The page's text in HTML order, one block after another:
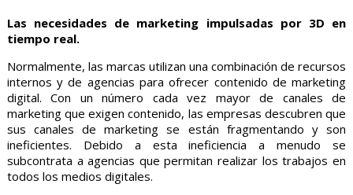
Las necesidades de marketing impulsadas por 3D en
tiempo real.
Normalmente, las marcas utilizan una combinación de recursos
internos y de agencias para ofrecer contenido de marketing
digital. Con un número cada vez mayor de canales de
marketing que exigen contenido, las empresas descubren que
sus canales de marketing se están fragmentando y son
ineficientes. Debido a esta ineficiencia a menudo se
subcontrata a agencias que permitan realizar los trabajos en
todos los medios digitales.